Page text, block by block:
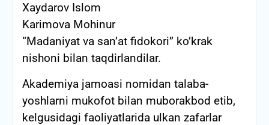
Xaydarov Islom
Karimova Mohinur
“Madaniyat va san’at fidokori” ko’krak
nishoni bilan taqdirlandilar.
Akademiya jamoasi nomidan talaba-
yoshlarni mukofot bilan muborakbod etib,
kelgusidagi faoliyatlarida ulkan zafarlar